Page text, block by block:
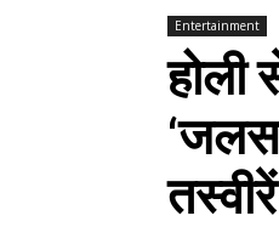
Entertainment
होली